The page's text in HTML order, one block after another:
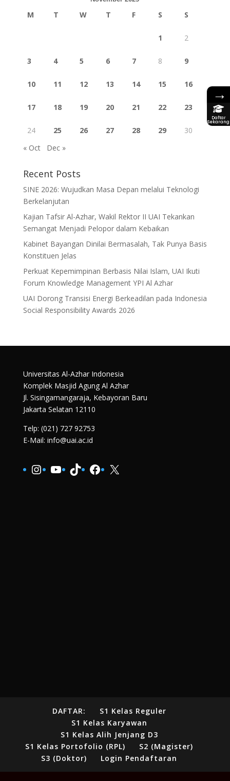
M T W T F S S
1 2
3 4 5 6 7 8 9
10 11 12 13 14 15 16
17 18 19 20 21 22 23
24 25 26 27 28 29
30
« Oct
Dec »
Recent Posts
SINE 2026: Wujudkan Masa Depan melalui Teknologi
Berkelanjutan
Kajian Tafsir Al-Azhar, Wakil Rektor II UAI Tekankan
Semangat Menjadi Pelopor dalam Kebaikan
Kabinet Bayangan Dinilai Bermasalah, Tak Punya Basis
Konstituen Jelas
Perkuat Kepemimpinan Berbasis Nilai Islam, UAI Ikuti
Forum Knowledge Management YPI Al Azhar
UAI Dorong Transisi Energi Berkeadilan pada Indonesia
Social Responsibility Awards 2026
Universitas Al-Azhar Indonesia
Komplek Masjid Agung Al Azhar
Jl. Sisingamangaraja, Kebayoran Baru
Jakarta Selatan 12110
Telp: (021) 727 92753
E-Mail: info@uai.ac.id
Instagram
YouTube
TikTokFacebook
X
DAFTAR:
S1 Kelas Reguler
S1 Kelas Karyawan
S1 Kelas Alih Jenjang D3
S1 Kelas Portofolio (RPL)
S2 (Magister)
S3 (Doktor)
Login Pendaftaran
→
Daftar
Sekarang